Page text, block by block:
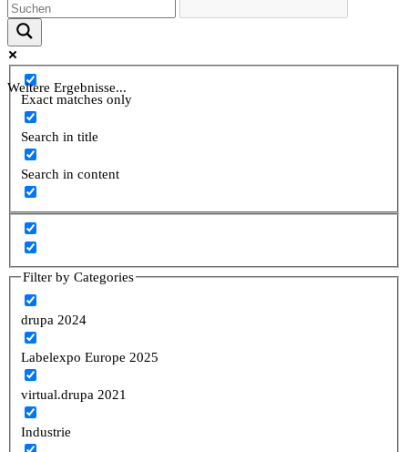
Weitere Ergebnisse...
Exact matches only
Search in title
Search in content
Filter by Categories
drupa 2024
Labelexpo Europe 2025
virtual.drupa 2021
Industrie